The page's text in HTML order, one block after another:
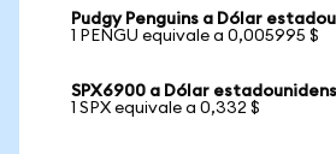
Pudgy Penguins a Dólar
1 PENGU equivale a 0,005995 $
SPX6900 a Dólar
1 SPX equivale a 0,332 $